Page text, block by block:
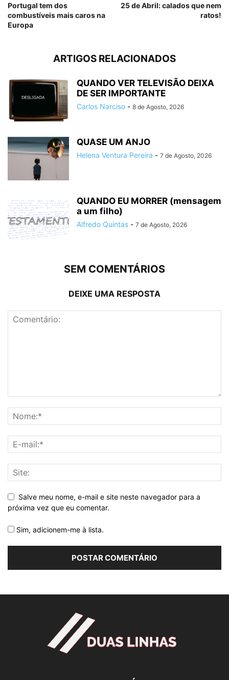
Portugal tem dos
combustíveis mais caros na
Europa
25 de Abril: calados que nem
ratos!
ARTIGOS RELACIONADOS
QUANDO VER TELEVISÃO DEIXA
DE SER IMPORTANTE
Carlos Narciso - 8 de Agosto, 2026
QUASE UM ANJO
Helena Ventura Pereira - 7 de Agosto, 2026
QUANDO EU MORRER (mensagem
a um filho)
Alfredo Quintas - 7 de Agosto, 2026
SEM COMENTÁRIOS
DEIXE UMA RESPOSTA
Salve meu nome, e-mail e site neste navegador para a
próxima vez que eu comentar.
Sim, adicionem-me à lista.